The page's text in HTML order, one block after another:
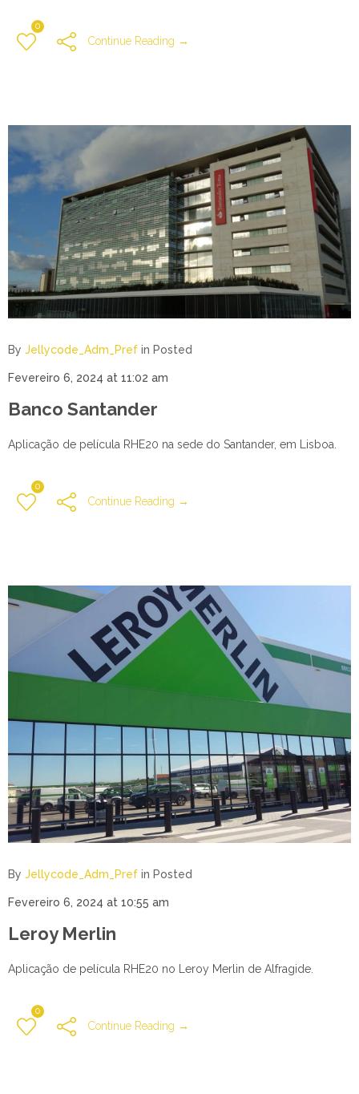
0
Continue Reading →
By Jellycode_Adm_Pref in Posted
Fevereiro 6, 2024 at 11:02 am
Banco Santander
Aplicação de película RHE20 na sede do Santander, em Lisboa.
0
Continue Reading →
By Jellycode_Adm_Pref in Posted
Fevereiro 6, 2024 at 10:55 am
Leroy Merlin
Aplicação de película RHE20 no Leroy Merlin de Alfragide.
0
Continue Reading →